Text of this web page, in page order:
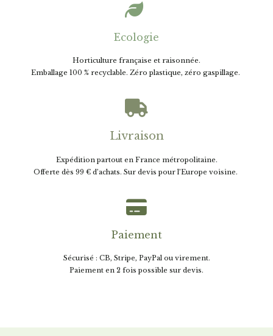

Ecologie
Horticulture française et raisonnée.
Emballage 100 % recyclable. Zéro plastique, zéro gaspillage.

Livraison
Expédition partout en France métropolitaine.
Offerte dès 99 € d’achats. Sur devis pour l’Europe voisine.

Paiement
Sécurisé : CB, Stripe, PayPal ou virement.
Paiement en 2 fois possible sur devis.